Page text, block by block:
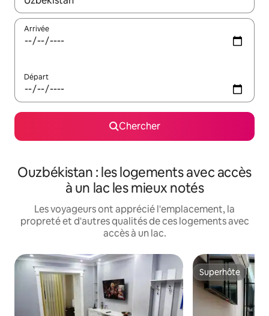
Arrivée
Départ
Chercher
Ouzbékistan : les logements avec accès
à un lac les mieux notés
Les voyageurs ont apprécié l'emplacement, la
propreté et d'autres qualités de ces logements avec
accès à un lac.
Superhôte
Superhôte